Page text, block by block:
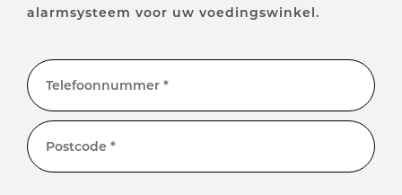
alarmsysteem voor uw voedingswinkel.
Telefoonnummer *
Postcode *